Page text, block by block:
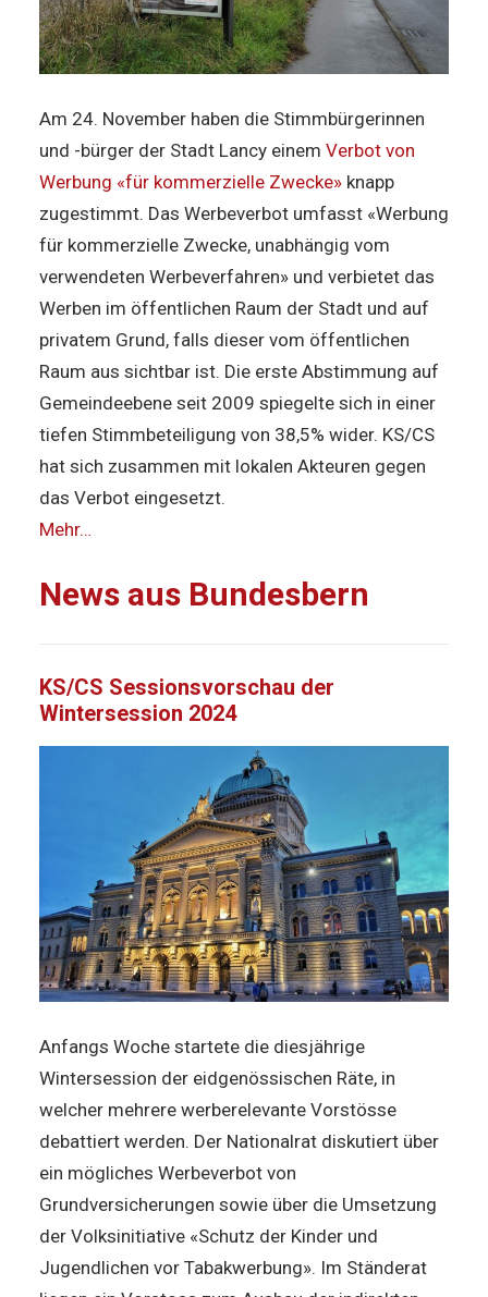
Am 24. November haben die Stimmbürgerinnen
und -bürger der Stadt Lancy einem Verbot von
Werbung «für kommerzielle Zwecke» knapp
zugestimmt. Das Werbeverbot umfasst «Werbung
für kommerzielle Zwecke, unabhängig vom
verwendeten Werbeverfahren» und verbietet das
Werben im öffentlichen Raum der Stadt und auf
privatem Grund, falls dieser vom öffentlichen
Raum aus sichtbar ist. Die erste Abstimmung auf
Gemeindeebene seit 2009 spiegelte sich in einer
tiefen Stimmbeteiligung von 38,5% wider. KS/CS
hat sich zusammen mit lokalen Akteuren gegen
das Verbot eingesetzt.
Mehr…
News aus Bundesbern
KS/CS Sessionsvorschau der
Wintersession 2024
Anfangs Woche startete die diesjährige
Wintersession der eidgenössischen Räte, in
welcher mehrere werberelevante Vorstösse
debattiert werden. Der Nationalrat diskutiert über
ein mögliches Werbeverbot von
Grundversicherungen sowie über die Umsetzung
der Volksinitiative «Schutz der Kinder und
Jugendlichen vor Tabakwerbung». Im Ständerat